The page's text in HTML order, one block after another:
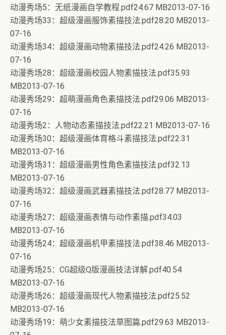
动漫秀场5：无纸漫画自学教程.pdf24.67 MB2013-07-16
动漫秀场33：超级漫画服饰素描技法.pdf28.20 MB2013-
07-16
动漫秀场34：超级漫画动物素描技法.pdf24.26 MB2013-
07-16
动漫秀场28：超级漫画校园人物素描技法.pdf35.93
MB2013-07-16
动漫秀场29：超萌漫画角色素描技法.pdf29.06 MB2013-
07-16
动漫秀场2：人物动态素描技法.pdf22.21 MB2013-07-16
动漫秀场30：超级漫画体育格斗素描技法.pdf22.31
MB2013-07-16
动漫秀场31：超级漫画男性角色素描技法.pdf32.13
MB2013-07-16
动漫秀场32：超级漫画武器素描技法.pdf28.77 MB2013-
07-16
动漫秀场27：超级漫画表情与动作素描.pdf34.03
MB2013-07-16
动漫秀场24：超级漫画机甲素描技法.pdf38.46 MB2013-
07-16
动漫秀场25：CG超级Q版漫画技法详解.pdf40.54
MB2013-07-16
动漫秀场26：超级漫画现代人物素描技法.pdf25.52
MB2013-07-16
动漫秀场19：萌少女素描技法草图篇.pdf29.63 MB2013-